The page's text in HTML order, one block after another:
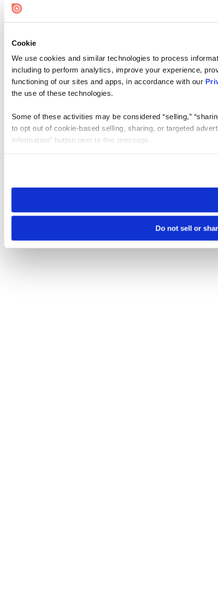
Cookie
We use cookies and similar technologies to process
including to perform analytics, improve your experience,
functioning of our sites and apps, in accordance with our
the use of these technologies.
Some of these activities may be considered “selling,”
to opt out of cookie-based selling, sharing, or targeted
Information” button next to this message.
need to be set again.
Do not sell or